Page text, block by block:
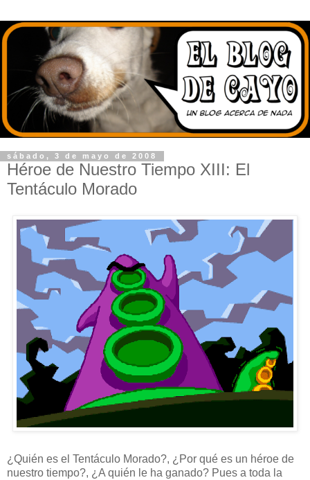
sábado, 3 de mayo de 2008
Héroe de Nuestro Tiempo XIII: El
Tentáculo Morado
¿Quién es el Tentáculo Morado?, ¿Por qué es un héroe de
nuestro tiempo?, ¿A quién le ha ganado? Pues a toda la